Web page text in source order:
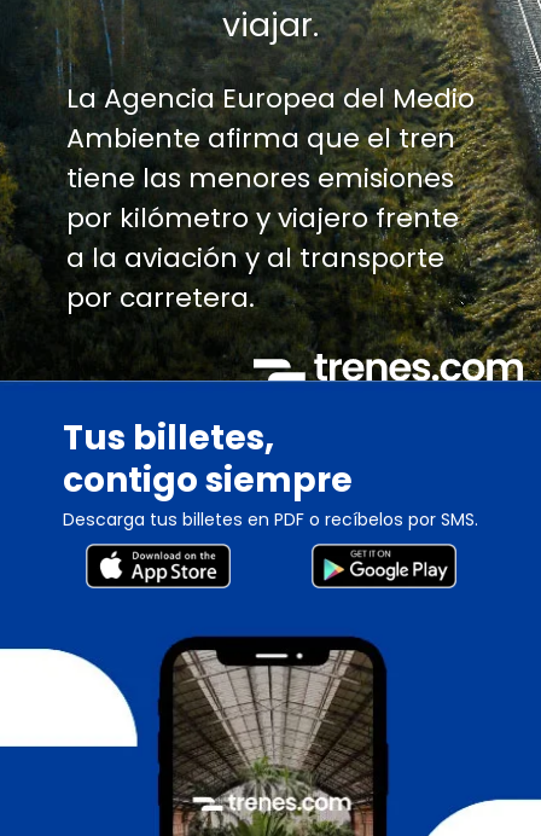
viajar.
La Agencia Europea del Medio
Ambiente afirma que el tren
tiene las menores emisiones
por kilómetro y viajero frente
a la aviación y al transporte
por carretera.
Tus billetes,
contigo siempre
Descarga tus billetes en PDF o recíbelos por SMS.